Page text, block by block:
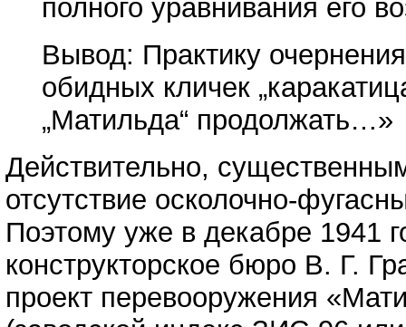
полного уравнивания его
Вывод: Практику
обидных кличек
„Матильда“ продолжать…»
Действительно,
отсутствие осколочно-
Поэтому уже в декабре 1941
конструкторское бюро В. Г.
проект перевооружения